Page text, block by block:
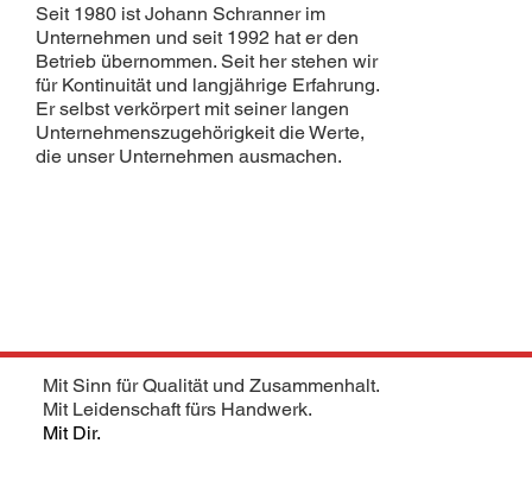
Seit 1980 ist Johann Schranner im
Unternehmen und seit 1992 hat er den
Betrieb übernommen. Seit her stehen wir
für Kontinuität und langjährige Erfahrung.
Er selbst verkörpert mit seiner langen
Unternehmenszugehörigkeit die Werte,
die unser Unternehmen ausmachen.
Mit Sinn für Qualität und Zusammenhalt.
Mit Leidenschaft fürs Handwerk.
Mit Dir.